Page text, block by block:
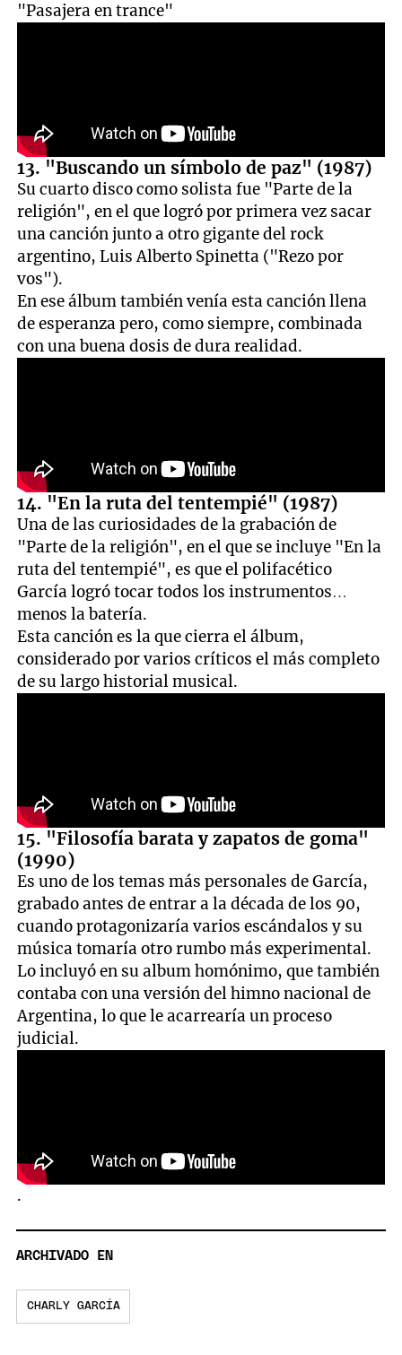
"Pasajera en trance"
13. "Buscando un símbolo de paz" (1987)
Su cuarto disco como solista fue "Parte de la
religión", en el que logró por primera vez sacar
una canción junto a otro gigante del rock
argentino, Luis Alberto Spinetta ("Rezo por
vos").
En ese álbum también venía esta canción llena
de esperanza pero, como siempre, combinada
con una buena dosis de dura realidad.
14. "En la ruta del tentempié" (1987)
Una de las curiosidades de la grabación de
"Parte de la religión", en el que se incluye "En la
ruta del tentempié", es que el polifacético
García logró tocar todos los instrumentos…
menos la batería.
Esta canción es la que cierra el álbum,
considerado por varios críticos el más completo
de su largo historial musical.
15. "Filosofía barata y zapatos de goma"
(1990)
Es uno de los temas más personales de García,
grabado antes de entrar a la década de los 90,
cuando protagonizaría varios escándalos y su
música tomaría otro rumbo más experimental.
Lo incluyó en su album homónimo, que también
contaba con una versión del himno nacional de
Argentina, lo que le acarrearía un proceso
judicial.
.
ARCHIVADO EN
CHARLY GARCÍA